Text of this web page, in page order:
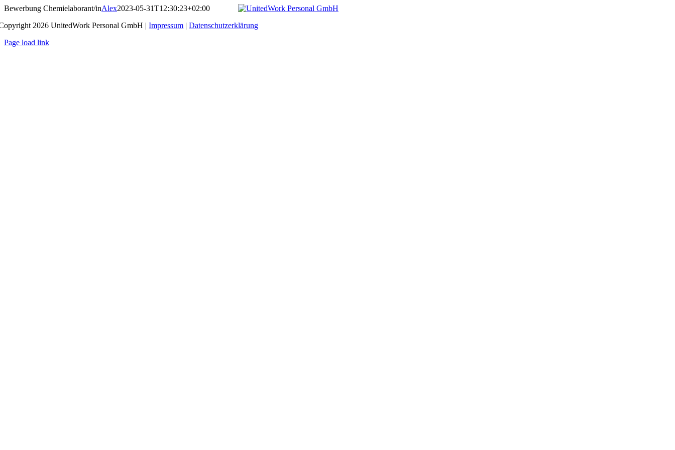
Zum
springen
Bewerbung Chemielaborant/inAlex2023-05-31T12:30:23+02:00
2026 UnitedWork Personal GmbH |Impressum |Datenschutzerklärung
Page load link